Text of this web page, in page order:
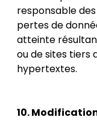
responsable
pertes de
atteinte
ou de sites tiers
hypertextes.
10.